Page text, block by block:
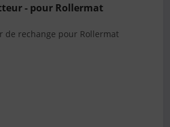
- pour Rollermat
rechange pour Rollermat